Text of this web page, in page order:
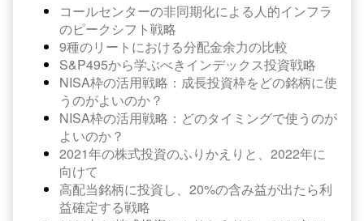
コールセンターの非同期化による人的インフラ
のピークシフト戦略
9種のリートにおける分配金余力の比較
S&P495から学ぶべきインデックス投資戦略
NISA枠の活用戦略：成長投資枠をどの銘柄に使
うのがよいのか？
NISA枠の活用戦略：どのタイミングで使うのが
よいのか？
2021年の株式投資のふりかえりと、2022年に
向けて
高配当銘柄に投資し、20%の含み益が出たら利
益確定する戦略